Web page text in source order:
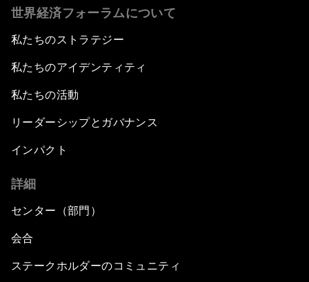
世界経済フォーラムについて
私たちのストラテジー
私たちのアイデンティティ
私たちの活動
リーダーシップとガバナンス
インパクト
詳細
センター（部門）
会合
ステークホルダーのコミュニティ